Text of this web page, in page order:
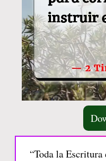
“Toda la